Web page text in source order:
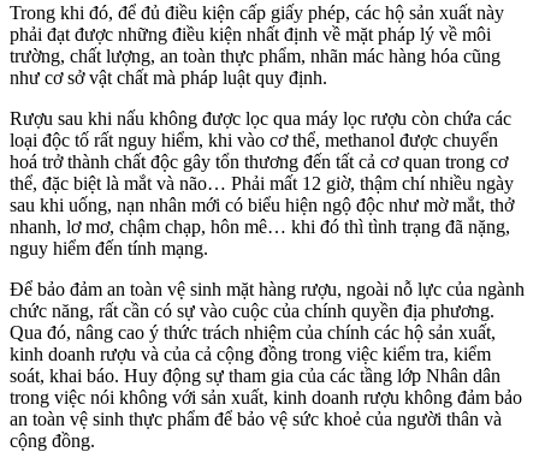
Trong khi đó, để đủ điều kiện cấp giấy phép, các hộ sản xuất này
phải đạt được những điều kiện nhất định về mặt pháp lý về môi
trường, chất lượng, an toàn thực phẩm, nhãn mác hàng hóa cũng
như cơ sở vật chất mà pháp luật quy định.
Rượu sau khi nấu không được lọc qua máy lọc rượu còn chứa các
loại độc tố rất nguy hiểm, khi vào cơ thể, methanol được chuyển
hoá trở thành chất độc gây tổn thương đến tất cả cơ quan trong cơ
thể, đặc biệt là mắt và não… Phải mất 12 giờ, thậm chí nhiều ngày
sau khi uống, nạn nhân mới có biểu hiện ngộ độc như mờ mắt, thở
nhanh, lơ mơ, chậm chạp, hôn mê… khi đó thì tình trạng đã nặng,
nguy hiểm đến tính mạng.
Để bảo đảm an toàn vệ sinh mặt hàng rượu, ngoài nỗ lực của ngành
chức năng, rất cần có sự vào cuộc của chính quyền địa phương.
Qua đó, nâng cao ý thức trách nhiệm của chính các hộ sản xuất,
kinh doanh rượu và của cả cộng đồng trong việc kiểm tra, kiểm
soát, khai báo. Huy động sự tham gia của các tầng lớp Nhân dân
trong việc nói không với sản xuất, kinh doanh rượu không đảm bảo
an toàn vệ sinh thực phẩm để bảo vệ sức khoẻ của người thân và
cộng đồng.